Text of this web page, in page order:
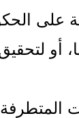
أو
المتطرفة